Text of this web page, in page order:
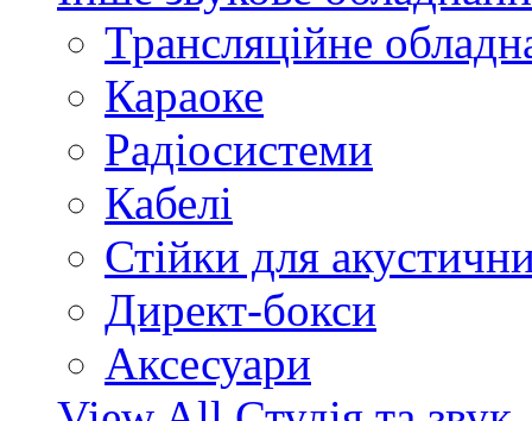
Трансляційне
Караоке
Радіосистеми
Кабелі
Стійки для
Директ-бокси
Аксесуари